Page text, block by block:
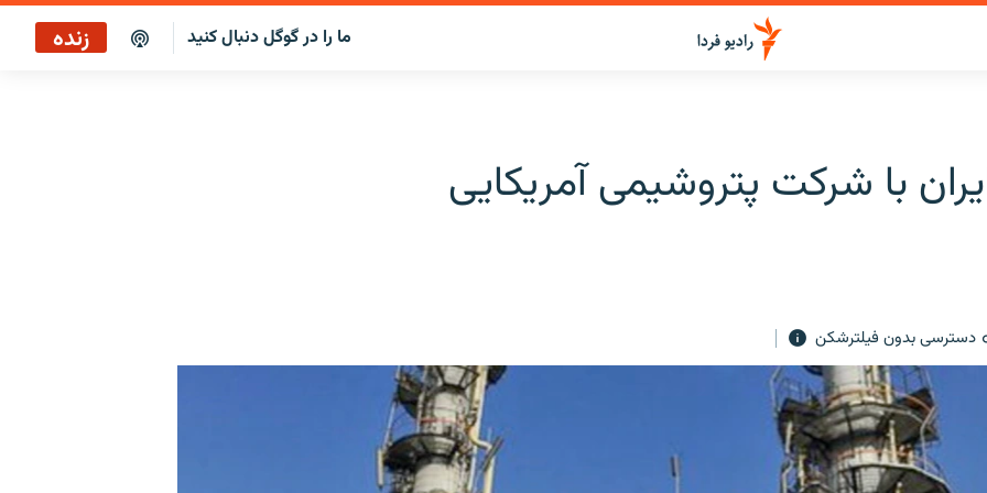
ما را در گوگل دنبال کنید زنده
با شرکت پتروشیمی آمریکایی
دسترسی بدون فیلترشکن